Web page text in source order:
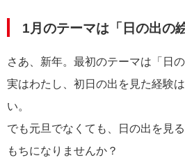
1月のテーマは「日の出の
さあ、新年。最初のテーマは「日の
実はわたし、初日の出を見た経験
い。
でも元旦でなくても、日の出を見
もちになりませんか？